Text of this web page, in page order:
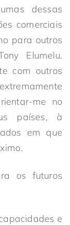
dessas
comerciais
para outros
Elumelu.
com outros
me no
países, à
em que
os futuros
e